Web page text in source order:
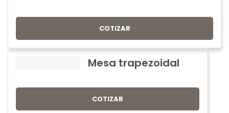
COTIZAR
Mesa trapezoidal
COTIZAR